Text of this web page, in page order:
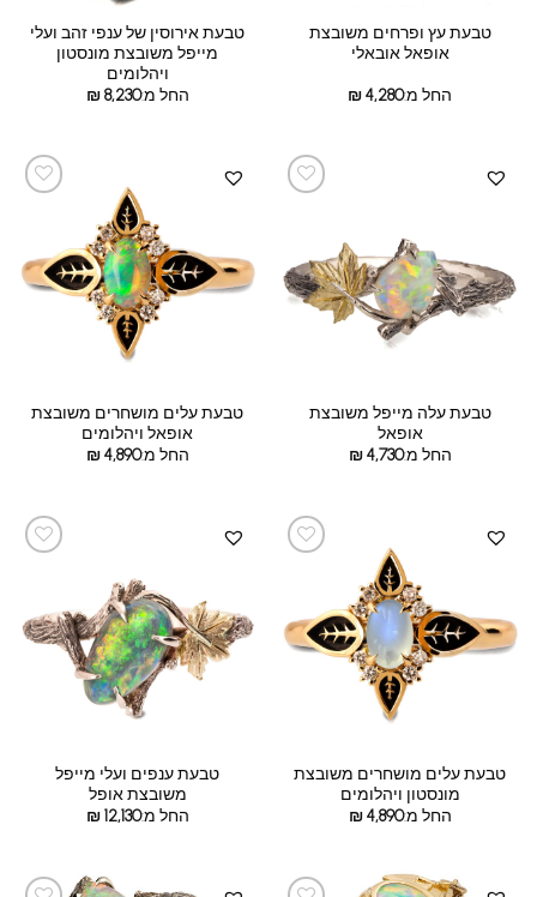
טבעת עץ ופרחים משובצת
אופאל אובאלי
החל מ: ₪4,280
טבעת אירוסין של ענפי זהב ועלי
מייפל משובצת מונסטון
ויהלומים
החל מ:
₪8,230
טבעת עלה מייפל משובצת
אופאל
החל מ:
₪4,730
טבעת עלים מושחרים משובצת
אופאל ויהלומים
החל מ:
₪4,890
טבעת עלים מושחרים משובצת
מונסטון ויהלומים
החל מ:
₪4,890
טבעת ענפים ועלי מייפל
משובצת אופל
החל מ:
₪12,130